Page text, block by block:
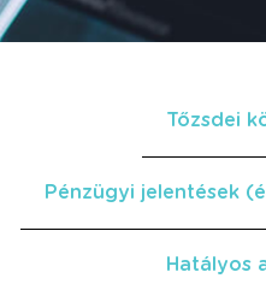
Tőzsdei
Pénzügyi jelentések
Hatályos